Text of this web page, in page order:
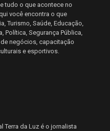
tudo o que acontece no
você encontra o que
Turismo, Saúde, Educação,
Política, Segurança Pública,
negócios, capacitação
e esportivos.
Terra da Luz é o jornalista